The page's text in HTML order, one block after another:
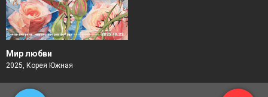
Мир любви
2025, Корея Южная